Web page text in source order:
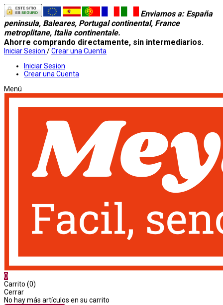
Enviamos a: España
peninsula, Baleares, Portugal continental, France
metroplitane, Italia continentale.
Ahorre comprando directamente, sin intermediarios.
Iniciar Sesion /Crear una Cuenta
Iniciar Sesion
Crear una Cuenta
Menú
0
Carrito (0)
Cerrar
No hay más artículos en su carrito